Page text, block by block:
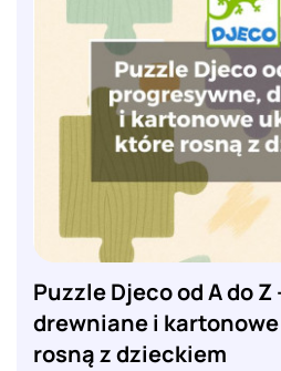
Puzzle Djeco od A do
drewniane i
rosną z dzieckiem